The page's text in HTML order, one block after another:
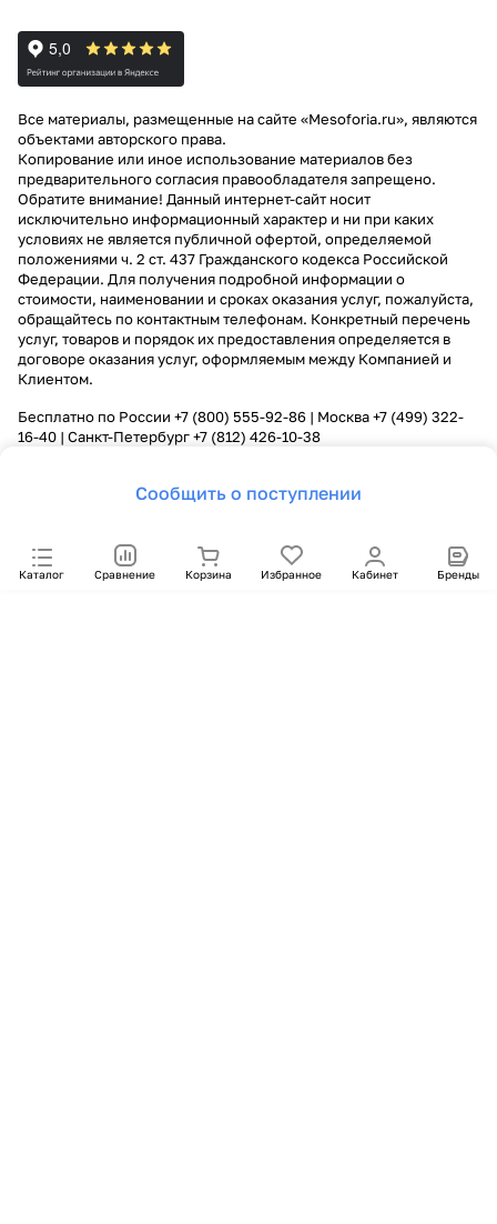
Сообщить о поступлении
Каталог Сравнение Корзина Избранное Кабинет Бренды
Все материалы, размещенные на сайте «Mesoforia.ru», являются
объектами авторского права.
Копирование или иное использование материалов без
предварительного согласия правообладателя запрещено.
Обратите внимание! Данный интернет-сайт носит
исключительно информационный характер и ни при каких
условиях не является публичной офертой, определяемой
положениями ч. 2 ст. 437 Гражданского кодекса Российской
Федерации. Для получения подробной информации о
стоимости, наименовании и сроках оказания услуг, пожалуйста,
обращайтесь по контактным телефонам. Конкретный перечень
услуг, товаров и порядок их предоставления определяется в
договоре оказания услуг, оформляемым между Компанией и
Клиентом.
Бесплатно по России +7 (800) 555-92-86 | Москва+7 (499) 322-
16-40 | Санкт-Петербург+7 (812) 426-10-38